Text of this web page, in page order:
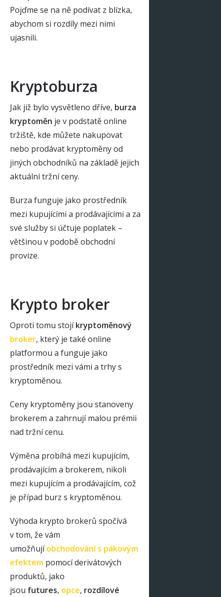
Pojďme se na ně podívat z blízka,
abychom si rozdíly mezi nimi
ujasnili.
Kryptoburza
Jak již bylo vysvětleno dříve, burza
kryptoměn je v podstatě online
tržiště, kde můžete nakupovat
nebo prodávat kryptoměny od
jiných obchodníků na základě jejich
aktuální tržní ceny.
Burza funguje jako prostředník
mezi kupujícími a prodávajícími a za
své služby si účtuje poplatek –
většinou v podobě obchodní
provize.
Krypto broker
Oproti tomu stojíkryptoměnový
broker, který je také online
platformou a funguje jako
prostředník mezi vámi a trhy s
kryptoměnou.
Ceny kryptoměny jsou stanoveny
brokerem a zahrnují malou prémii
nad tržní cenu.
Výměna probíhá mezi kupujícím,
prodávajícím a brokerem, nikoli
mezi kupujícím a prodávajícím, což
je případ burz s kryptoměnou.
Výhoda krypto brokerů spočívá
v tom, že vám
umožňujíobchodování s pákovým
efektem pomocí derivátových
produktů, jako
jsou futures, opce, rozdílové